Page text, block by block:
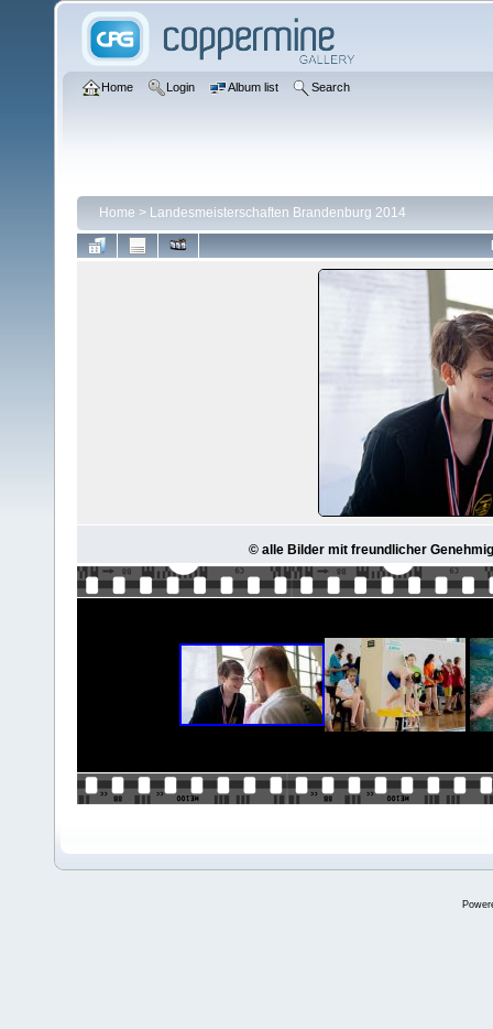
Home Login Album list Search
Home > Landesmeisterschaften Brandenburg 2014
© alle Bilder mit freundlicher